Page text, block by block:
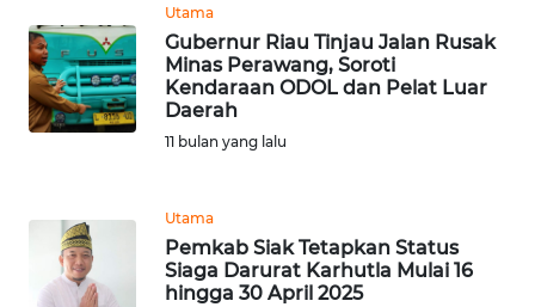
Utama
Gubernur Riau Tinjau Jalan Rusak
Minas Perawang, Soroti
Kendaraan ODOL dan Pelat Luar
Daerah
11 bulan yang lalu
Utama
Pemkab Siak Tetapkan Status
Siaga Darurat Karhutla Mulai 16
hingga 30 April 2025
PEDOMAN
MEDIA
SIBER
KARIR
DISCLAIMER